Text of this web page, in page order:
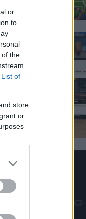
or
to
of the
List of
store
or